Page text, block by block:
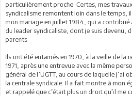
particulièrement proche. Certes, mes
syndicalisme remontent loin dans le temps,
mon mariage en juillet 1984, qui a
du leader syndicaliste, dont je suis devenu,
parents.
Ils ont été entamés en 1970, à la veille de la
1971, après une entrevue avec la même
général de l’UGTT, au cours de laquelle j’ai
la centrale syndicale. Il a fait montre à mon
et rappelé que c’était plus un droit qu’il me